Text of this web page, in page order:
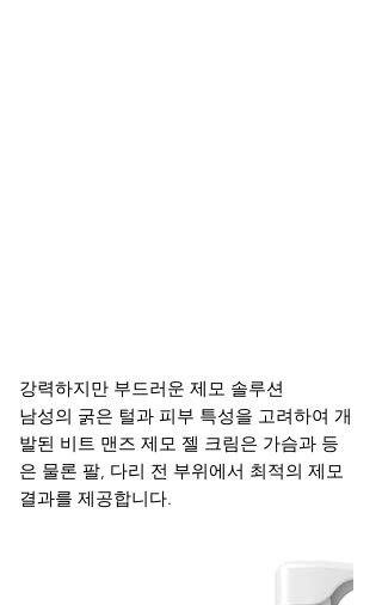
강력하지만 부드러운 제모 솔루션
남성의 굵은 털과 피부 특성을 고려하여 개
발된 비트 맨즈 제모 젤 크림은 가슴과 등
은 물론 팔, 다리 전 부위에서 최적의 제모
결과를 제공합니다.